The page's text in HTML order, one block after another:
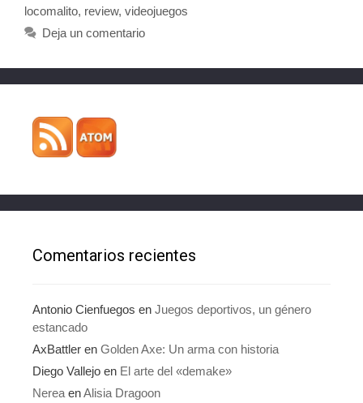
locomalito, review, videojuegos
Deja un comentario
Comentarios recientes
Antonio Cienfuegos en Juegos deportivos, un género
estancado
AxBattler en Golden Axe: Un arma con historia
Diego Vallejo en El arte del «demake»
Nerea enAlisia Dragoon